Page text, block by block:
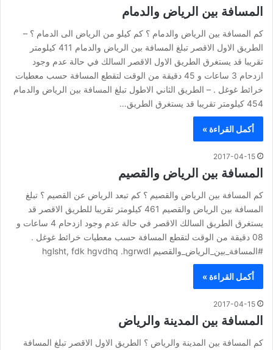
المسافة بين الرياض والدمام
كم المسافة بين الرياض والدمام ؟ كم كيلو من الرياض الى الدمام ؟ –
الطريق الاول الاقصر تبلغ المسافة بين الرياض والدمام 411 كيلومتر
تقريبا قد يستغرق الطريق الاول الاقصر السالك في حالة عدم وجود
ازدحام 3 ساعات و 45 دقيقة من الوقت لتقطع المسافة حسب معطيات
خرائط غوغل . – الطريق الثاني الاطول تبلغ المسافة بين الرياض والدمام
454 كيلومتر تقريبا قد يستغرق الطريق…
أكمل القراءة »
2017-04-15
المسافة بين الرياض والقصيم
كم المسافة بين الرياض والقصيم ؟ كم تبعد الرياض عن القصيم ؟ تبلغ
المسافة بين الرياض والقصيم 461 كيلومتر تقريبا للطريق الاقصر قد
يستغرق الطريق السالك الاقصر في حالة عدم وجود ازدحام 4 ساعات و
08 دقيقة من الوقت لتقطع المسافة حسب معطيات خرائط غوغل .
#المسافة_بين_الرياض_والقصيم hglsht, fdk hgvdhq .hgrwdl
أكمل القراءة »
2017-04-15
المسافة بين المدينة والرياض
كم المسافة بين المدينة والرياض ؟ الطريق الاول الاقصر تبلغ المسافة